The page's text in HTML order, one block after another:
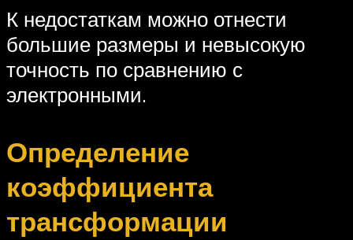
К недостаткам можно отнести
большие размеры и невысокую
точность по сравнению с
электронными.
Определение
коэффициента
трансформации